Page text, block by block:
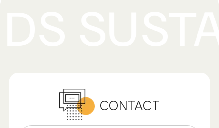
CONTACT